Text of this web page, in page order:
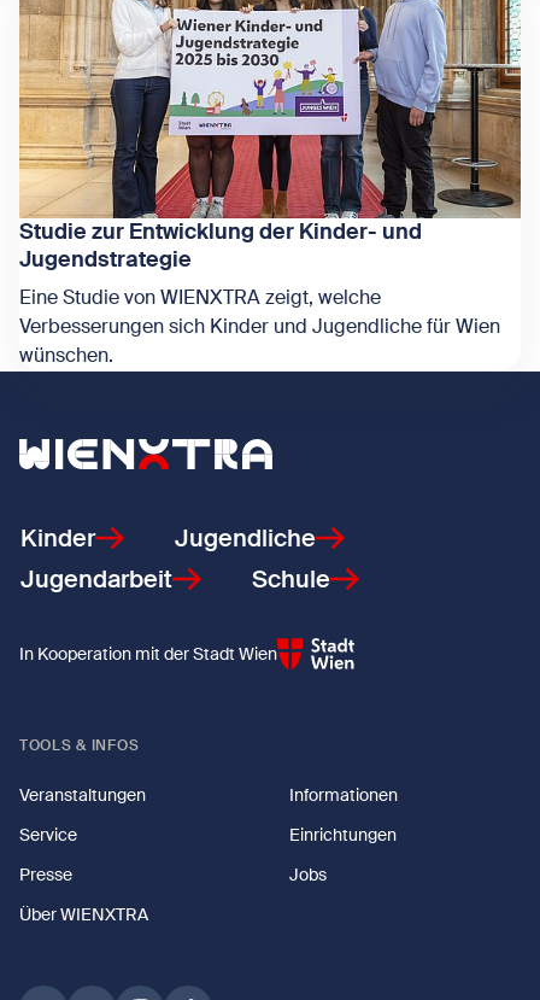
Studie zur Entwicklung der Kinder- und
Jugendstrategie
Eine Studie von WIENXTRA zeigt, welche
Verbesserungen sich Kinder und Jugendliche für Wien
wünschen.
Zurück zur Startseite
Kinder
Jugendliche
Jugendarbeit
Schule
In Kooperation mit der Stadt Wien
TOOLS & INFOS
Veranstaltungen
Informationen
Service
Einrichtungen
Presse
Jobs
Über WIENXTRA